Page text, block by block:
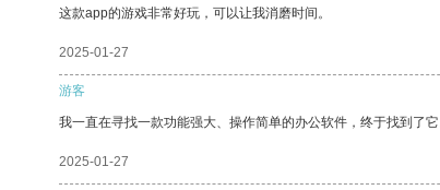
这款app的游戏非常好玩，可以让我消磨时间。
2025-01-27
游客
我一直在寻找一款功能强大、操作简单的办公软件，终于找到了
2025-01-27